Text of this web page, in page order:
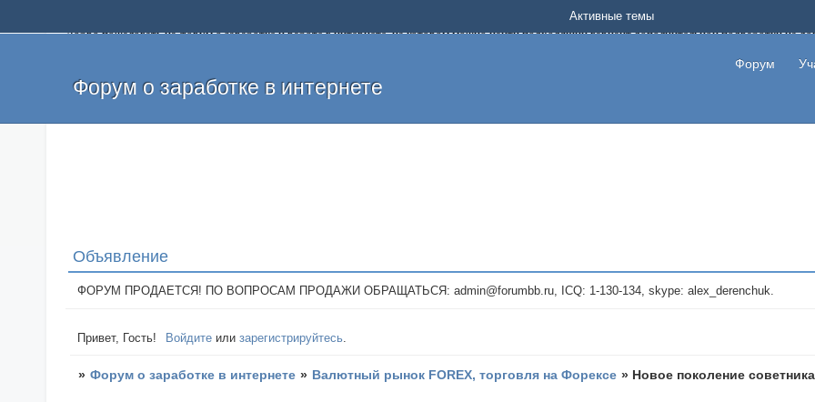
Добро пожаловать на форум о заработке и работе в интернете, на котором можно найти подходящий вариант дополнительной подработки на
и оставлять свои отзывы. Если вы знаете, что определенный проект или сайт не платит, то указывайте в теме что это лохотрон, чтобы другие
легкие деньги без вложений и регистрации уже сегодня. Создавайте новые темы, размещайте объявления со своими пригласительными
Форум о заработке в интернете
Форум
Активные темы
Объявление
ФОРУМ ПРОДАЕТСЯ! ПО ВОПРОСАМ ПРОДАЖИ ОБРАЩАТЬСЯ: admin@forumbb.ru, ICQ: 1-130-134, skype: alex_derenchuk.
Привет, Гость! Войдите илизарегистрируйтесь.
» Форум о заработке в интернете » Валютный рынок FOREX, торговля на Форексе » Новое поколение